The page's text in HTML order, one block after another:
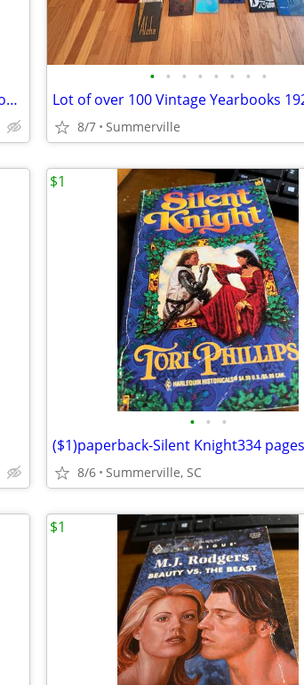
Retired Teacher’s Collection of children’s books
• • • • • • • •
8/7 Summerville
• • •
($1)paperback-Silent Knight334 pages
8/6 Summerville, SC
$1
$1